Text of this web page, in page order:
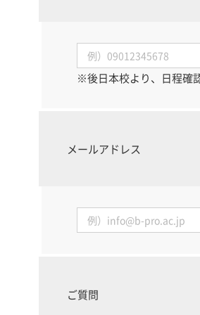
※後日本校より、日程確
メールアドレス
ご質問